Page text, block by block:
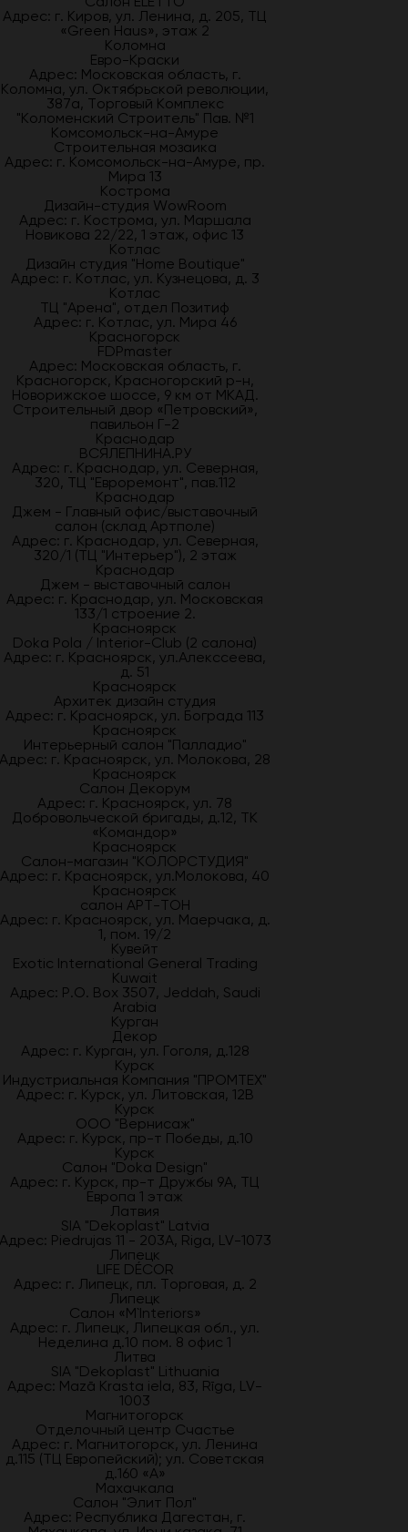
Адрес: г. Киров, ул. Ленина, д. 205, ТЦ
«Green Haus», этаж 2
Коломна
Евро-Краски
Адрес: Московская область, г.
Коломна, ул. Октябрьской революции,
387а, Торговый Комплекс
"Коломенский Строитель" Пав. №1
Комсомольск-на-Амуре
Строительная мозаика
Адрес: г. Комсомольск-на-Амуре, пр.
Мира 13
Кострома
Дизайн-студия WowRoom
Адрес: г. Кострома, ул. Маршала
Новикова 22/22, 1 этаж, офис 13
Котлас
Дизайн студия "Home Boutique"
Адрес: г. Котлас, ул. Кузнецова, д. 3
Котлас
ТЦ "Арена", отдел Позитиф
Адрес: г. Котлас, ул. Мира 46
Красногорск
FDPmaster
Адрес: Московская область, г.
Красногорск, Красногорский р-н,
Новорижское шоссе, 9 км от МКАД.
Строительный двор «Петровский»,
павильон Г-2
Краснодар
ВСЯЛЕПНИНА.РУ
Адрес: г. Краснодар, ул. Северная,
320, ТЦ "Евроремонт", пав.112
Краснодар
Джем - Главный офис/выставочный
салон (склад Артполе)
Адрес: г. Краснодар, ул. Северная,
320/1 (ТЦ "Интерьер"), 2 этаж
Краснодар
Джем - выставочный салон
Адрес: г. Краснодар, ул. Московская
133/1 строение 2.
Красноярск
Doka Pola / Interior-Club (2 салона)
Адрес: г. Красноярск, ул.Алекссеева,
д. 51
Красноярск
Архитек дизайн студия
Адрес: г. Красноярск, ул. Бограда 113
Красноярск
Интерьерный салон "Палладио"
Адрес: г. Красноярск, ул. Молокова, 28
Красноярск
Салон Декорум
Адрес: г. Красноярск, ул. 78
Добровольческой бригады, д.12, ТК
«Командор»
Красноярск
Салон-магазин "КОЛОРСТУДИЯ"
Адрес: г. Красноярск, ул.Молокова, 40
Красноярск
салон АРТ-ТОН
Адрес: г. Красноярск, ул. Маерчака, д.
1, пом. 19/2
Кувейт
Exotic International General Trading
Kuwait
Адрес: P.O. Box 3507, Jeddah, Saudi
Arabia
Курган
Декор
Адрес: г. Курган, ул. Гоголя, д.128
Курск
Индустриальная Компания "ПРОМТЕХ"
Адрес: г. Курск, ул. Литовская, 12В
Курск
ООО "Вернисаж"
Адрес: г. Курск, пр-т Победы, д.10
Курск
Салон "Doka Design"
Адрес: г. Курск, пр-т Дружбы 9А, ТЦ
Европа 1 этаж
Латвия
SIA "Dekoplast" Latvia
Piedrujas 11 - 203A, Riga, LV-1073
Липецк
LIFE DÉCOR
Адрес: г. Липецк, пл. Торговая, д. 2
Липецк
Салон «M`Interiors»
Адрес: г. Липецк, Липецкая обл., ул.
Неделина д.10 пом. 8 офис 1
Литва
SIA "Dekoplast" Lithuania
Адрес: Mazā Krasta iela, 83, Rīga, LV-
1003
Магнитогорск
Отделочный центр Счастье
Адрес: г. Магнитогорск, ул. Ленина
д.115 (ТЦ Европейский); ул. Советская
д.160 «А»
Махачкала
Салон "Элит Пол"
Адрес: Республика Дагестан, г.